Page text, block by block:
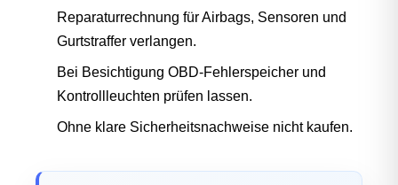
Reparaturrechnung für Airbags, Sensoren und
Gurtstraffer verlangen.
Bei Besichtigung OBD-Fehlerspeicher und
Kontrollleuchten prüfen lassen.
Ohne klare Sicherheitsnachweise nicht kaufen.